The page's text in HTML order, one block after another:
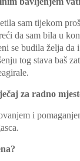
sam tijekom
da sam bila u
se budila želja da
tog stava baš
za radno
i